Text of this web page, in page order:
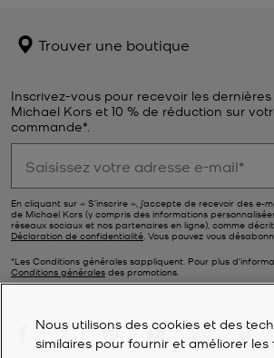
Trouver une boutique
Inscrivez-vous pour recevoir les
Michael Kors et 10 % de réduction sur
commande*.
En cliquant sur « S’inscrire », j’accepte de recevoir des
de Michael Kors (y compris des informations
réseaux sociaux et nos partenaires en ligne), comme
Déclaration de confidentialité. Vous pouvez vous
*Les Conditions générales sappliquent. Pour plus
Conditions générales des promotions.
Nous utilisons des cookies et des
similaires pour fournir et améliorer